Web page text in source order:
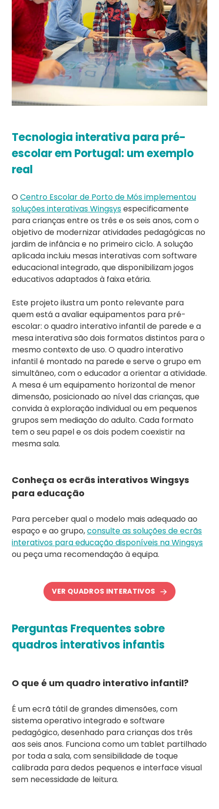
Tecnologia interativa para pré-
escolar em Portugal: um exemplo
real
O Centro Escolar de Porto de Mós implementou
soluções interativas Wingsysespecificamente
para crianças entre os três e os seis anos, com o
objetivo de modernizar atividades pedagógicas no
jardim de infância e no primeiro ciclo. A solução
aplicada incluiu mesas interativas com software
educacional integrado, que disponibilizam jogos
educativos adaptados à faixa etária.
Este projeto ilustra um ponto relevante para
quem está a avaliar equipamentos para pré-
escolar: o quadro interativo infantil de parede e a
mesa interativa são dois formatos distintos para o
mesmo contexto de uso. O quadro interativo
infantil é montado na parede e serve o grupo em
simultâneo, com o educador a orientar a atividade.
A mesa é um equipamento horizontal de menor
dimensão, posicionado ao nível das crianças, que
convida à exploração individual ou em pequenos
grupos sem mediação do adulto. Cada formato
tem o seu papel e os dois podem coexistir na
mesma sala.
Conheça os ecrãs interativos Wingsys
para educação
Para perceber qual o modelo mais adequado ao
espaço e ao grupo,consulte as soluções de ecrãs
interativos para educação disponíveis na Wingsys
ou peça uma recomendação à equipa.
VER QUADROS INTERATIVOS
Perguntas Frequentes sobre
quadros interativos infantis
O que é um quadro interativo infantil?
É um ecrã tátil de grandes dimensões, com
sistema operativo integrado e software
pedagógico, desenhado para crianças dos três
aos seis anos. Funciona como um tablet partilhado
por toda a sala, com sensibilidade de toque
calibrada para dedos pequenos e interface visual
sem necessidade de leitura.